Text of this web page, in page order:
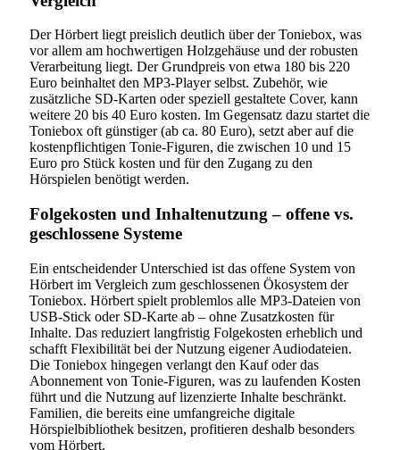
Der Hörbert liegt preislich deutlich über der Toniebox, was
vor allem am hochwertigen Holzgehäuse und der robusten
Verarbeitung liegt. Der Grundpreis von etwa 180 bis 220
Euro beinhaltet den MP3-Player selbst. Zubehör, wie
zusätzliche SD-Karten oder speziell gestaltete Cover, kann
weitere 20 bis 40 Euro kosten. Im Gegensatz dazu startet die
Toniebox oft günstiger (ab ca. 80 Euro), setzt aber auf die
kostenpflichtigen Tonie-Figuren, die zwischen 10 und 15
Euro pro Stück kosten und für den Zugang zu den
Hörspielen benötigt werden.
Folgekosten und Inhaltenutzung – offene vs.
geschlossene Systeme
Ein entscheidender Unterschied ist das offene System von
Hörbert im Vergleich zum geschlossenen Ökosystem der
Toniebox. Hörbert spielt problemlos alle MP3-Dateien von
USB-Stick oder SD-Karte ab – ohne Zusatzkosten für
Inhalte. Das reduziert langfristig Folgekosten erheblich und
schafft Flexibilität bei der Nutzung eigener Audiodateien.
Die Toniebox hingegen verlangt den Kauf oder das
Abonnement von Tonie-Figuren, was zu laufenden Kosten
führt und die Nutzung auf lizenzierte Inhalte beschränkt.
Familien, die bereits eine umfangreiche digitale
Hörspielbibliothek besitzen, profitieren deshalb besonders
vom Hörbert.